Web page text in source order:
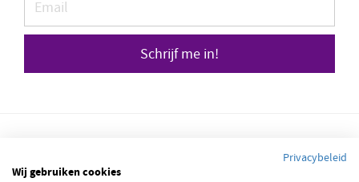
Schrijf me in!
Privacybeleid
Wij gebruiken cookies